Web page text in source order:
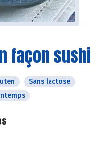
façon sushi
Sans lactose